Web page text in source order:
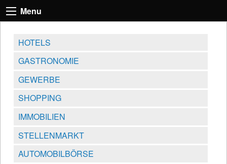
Menu
HOTELS
GASTRONOMIE
GEWERBE
SHOPPING
IMMOBILIEN
STELLENMARKT
AUTOMOBILBÖRSE